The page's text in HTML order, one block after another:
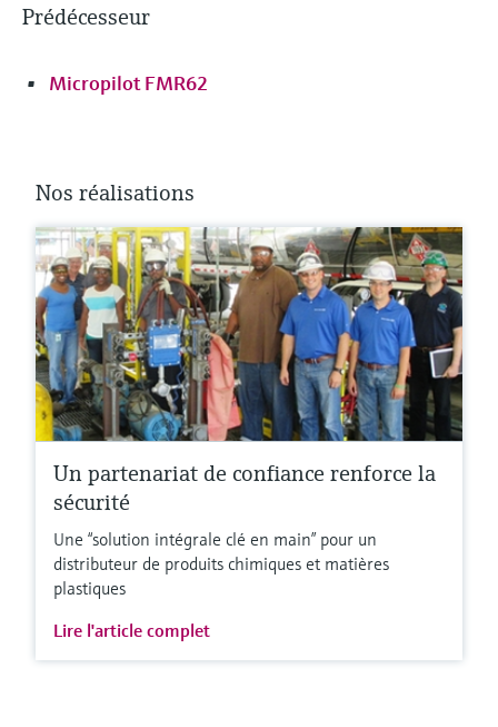
Prédécesseur
Micropilot FMR62
Nos réalisations
Un partenariat de confiance renforce la
sécurité
Une “solution intégrale clé en main” pour un
distributeur de produits chimiques et matières
plastiques
Lire l'article complet